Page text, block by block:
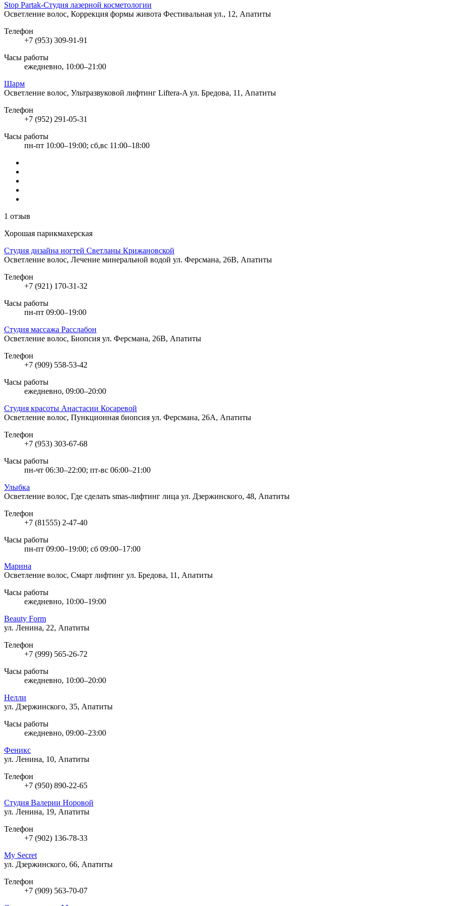
Stop Partak-Студия лазерной косметологии
Осветление волос, Коррекция формы живота Фестивальная ул., 12, Апатиты
Телефон
+7 (953) 309-91-91
Часы работы
ежедневно, 10:00–21:00
Шарм
Осветление волос, Ультразвуковой лифтинг Liftera-A ул. Бредова, 11, Апатиты
Телефон
+7 (952) 291-05-31
Часы работы
пн-пт 10:00–19:00; сб,вс 11:00–18:00
1 отзыв
Хорошая парикмахерская
Студия дизайна ногтей Светланы Крижановской
Осветление волос, Лечение минеральной водой ул. Ферсмана, 26В, Апатиты
Телефон
+7 (921) 170-31-32
Часы работы
пн-пт 09:00–19:00
Студия массажа Расслабон
Осветление волос, Биопсия ул. Ферсмана, 26В, Апатиты
Телефон
+7 (909) 558-53-42
Часы работы
ежедневно, 09:00–20:00
Студия красоты Анастасии Косаревой
Осветление волос, Пункционная биопсия ул. Ферсмана, 26А, Апатиты
Телефон
+7 (953) 303-67-68
Часы работы
пн-чт 06:30–22:00; пт-вс 06:00–21:00
Улыбка
Осветление волос, Где сделать smas-лифтинг лица ул. Дзержинского, 48, Апатиты
Телефон
+7 (81555) 2-47-40
Часы работы
пн-пт 09:00–19:00; сб 09:00–17:00
Марина
Осветление волос, Cмарт лифтинг ул. Бредова, 11, Апатиты
Часы работы
ежедневно, 10:00–19:00
Beauty Form
ул. Ленина, 22, Апатиты
Телефон
+7 (999) 565-26-72
Часы работы
ежедневно, 10:00–20:00
Нелли
ул. Дзержинского, 35, Апатиты
Часы работы
ежедневно, 09:00–23:00
Феникс
ул. Ленина, 10, Апатиты
Телефон
+7 (950) 890-22-65
Студия Валерии Норовой
ул. Ленина, 19, Апатиты
Телефон
+7 (902) 136-78-33
My Secret
ул. Дзержинского, 66, Апатиты
Телефон
+7 (909) 563-70-07